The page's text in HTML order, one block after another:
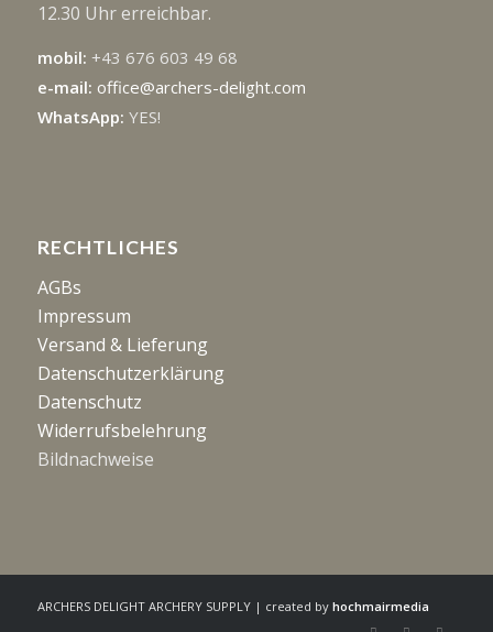
12.30 Uhr erreichbar.
mobil: +43 676 603 49 68
e-mail: office@archers-delight.com
WhatsApp: YES!
RECHTLICHES
AGBs
Impressum
Versand & Lieferung
Datenschutzerklärung
Datenschutz
Widerrufsbelehrung
Bildnachweise
ARCHERS DELIGHT ARCHERY SUPPLY | created by hochmairmedia